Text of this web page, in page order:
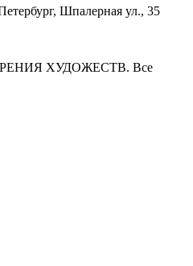
Шпалерная ул., 35
ХУДОЖЕСТВ. Все